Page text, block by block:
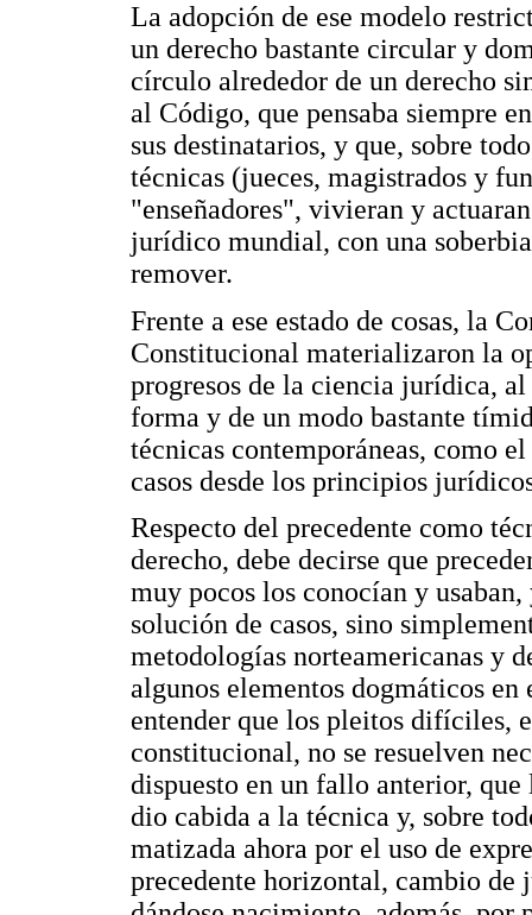
La adopción de ese modelo
un derecho bastante circular y
círculo alrededor de un derecho
al Código, que pensaba siempre
sus destinatarios, y que, sobre
técnicas (jueces, magistrados y
"enseñadores", vivieran y
jurídico mundial, con una
remover.
Frente a ese estado de cosas, la
Constitucional materializaron la
progresos de la ciencia jurídica,
forma y de un modo bastante
técnicas contemporáneas, como
casos desde los principios
Respecto del precedente como
derecho, debe decirse que
muy pocos los conocían y
solución de casos, sino
metodologías norteamericanas y
algunos elementos dogmáticos
entender que los pleitos difíciles,
constitucional, no se resuelven
dispuesto en un fallo anterior, que
dio cabida a la técnica y, sobre
matizada ahora por el uso de
precedente horizontal, cambio de